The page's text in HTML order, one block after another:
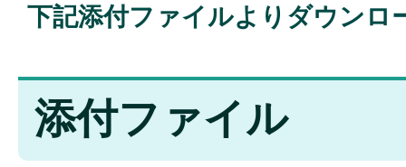
下記添付ファイルよりダウンロ
添付ファイル